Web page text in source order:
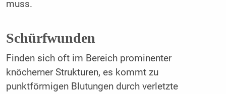
muss.
Schürfwunden
Finden sich oft im Bereich prominenter
knöcherner Strukturen, es kommt zu
punktförmigen Blutungen durch verletzte